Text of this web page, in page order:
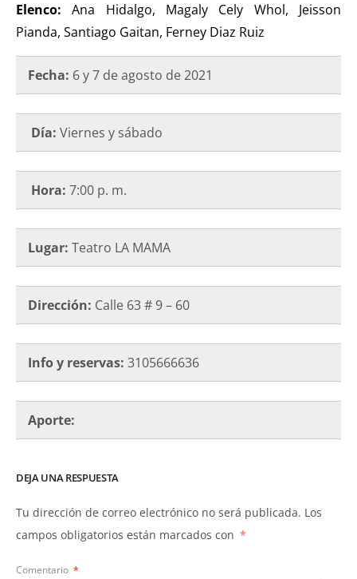
Elenco: Ana Hidalgo, Magaly Cely Whol, Jeisson
Pianda, Santiago Gaitan, Ferney Diaz Ruiz
Fecha: 6 y 7 de agosto de 2021
Día: Viernes y sábado
Hora: 7:00 p. m.
Lugar: Teatro LA MAMA
Dirección: Calle 63 # 9 – 60
Info y reservas: 3105666636
Aporte:
DEJA UNA RESPUESTA
Tu dirección de correo electrónico no será publicada. Los
campos obligatorios están marcados con *
Comentario *